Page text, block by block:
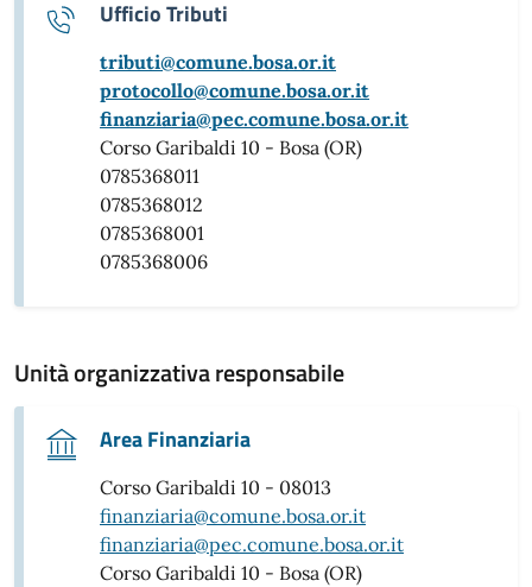
Ufficio Tributi
tributi@comune.bosa.or.it
protocollo@comune.bosa.or.it
finanziaria@pec.comune.bosa.or.it
Corso Garibaldi 10 - Bosa (OR)
0785368011
0785368012
0785368001
0785368006
Unità organizzativa responsabile
Area Finanziaria
Corso Garibaldi 10 - 08013
finanziaria@comune.bosa.or.it
finanziaria@pec.comune.bosa.or.it
Corso Garibaldi 10 - Bosa (OR)